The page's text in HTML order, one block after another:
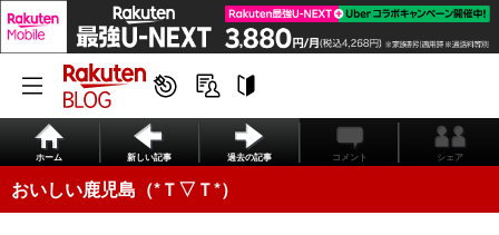
ホーム 新しい記事 過去の記事 コメント シェア
おいしい鹿児島（*Ｔ▽Ｔ*）